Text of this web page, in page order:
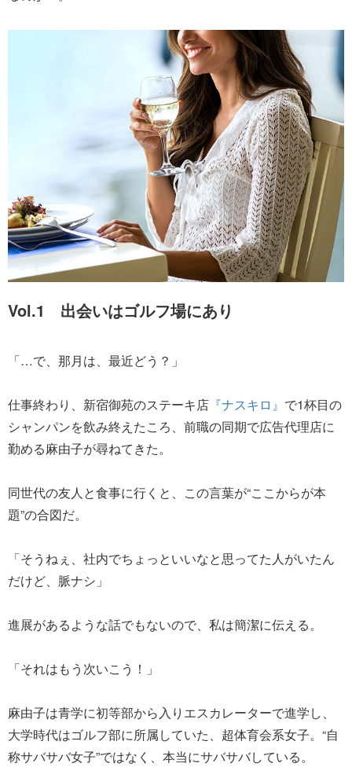
Vol.1 出会いはゴルフ場にあり
「…で、那月は、最近どう？」
仕事終わり、新宿御苑のステーキ店 『ナスキロ』 で1杯目の
シャンパンを飲み終えたころ、前職の同期で広告代理店に
勤める麻由子が尋ねてきた。
同世代の友人と食事に行くと、この言葉が“ここからが本
題”の合図だ。
「そうねぇ、社内でちょっといいなと思ってた人がいたん
だけど、脈ナシ」
進展があるような話でもないので、私は簡潔に伝える。
「それはもう次いこう！」
麻由子は青学に初等部から入りエスカレーターで進学し、
大学時代はゴルフ部に所属していた、超体育会系女子。“自
称サバサバ女子”ではなく、本当にサバサバしている。